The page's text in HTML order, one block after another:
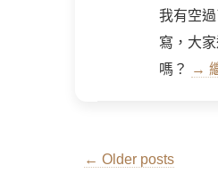
我有空
寫，大
嗎？
→
Post
← Older posts